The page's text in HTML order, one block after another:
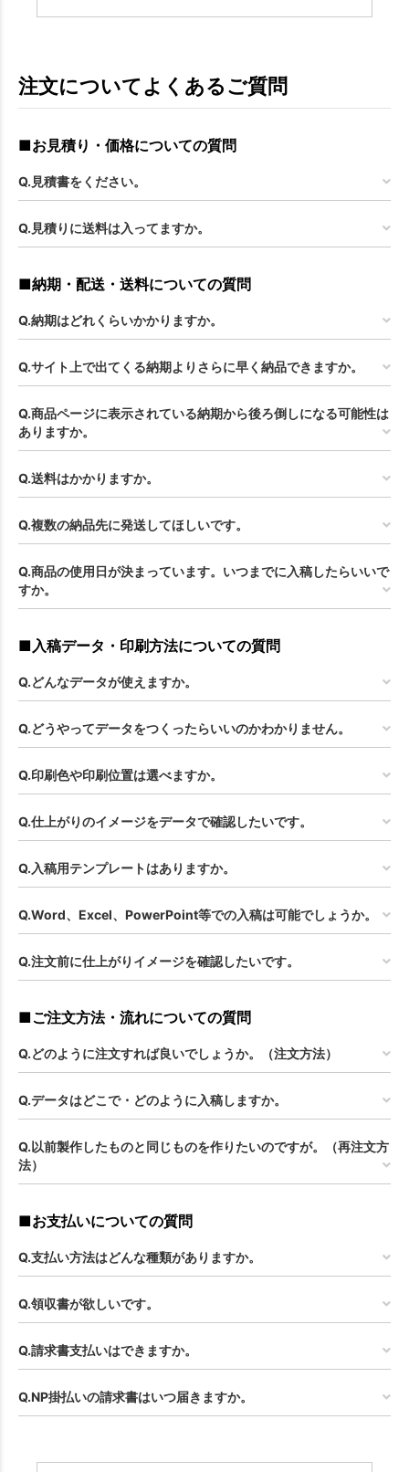
注文についてよくあるご質問
■お見積り・価格についての質問
Q.見積書をください。
Q.見積りに送料は入ってますか。
■納期・配送・送料についての質問
Q.納期はどれくらいかかりますか。
Q.サイト上で出てくる納期よりさらに早く納品できますか。
Q.商品ページに表示されている納期から後ろ倒しになる可能性は
ありますか。
Q.送料はかかりますか。
Q.複数の納品先に発送してほしいです。
Q.商品の使用日が決まっています。いつまでに入稿したらいいで
すか。
■入稿データ・印刷方法についての質問
Q.どんなデータが使えますか。
Q.どうやってデータをつくったらいいのかわかりません。
Q.印刷色や印刷位置は選べますか。
Q.仕上がりのイメージをデータで確認したいです。
Q.入稿用テンプレートはありますか。
Q.Word、Excel、PowerPoint等での入稿は可能でしょうか。
Q.注文前に仕上がりイメージを確認したいです。
■ご注文方法・流れについての質問
Q.どのように注文すれば良いでしょうか。（注文方法）
Q.データはどこで・どのように入稿しますか。
Q.以前製作したものと同じものを作りたいのですが。（再注文方
法）
■お支払いについての質問
Q.支払い方法はどんな種類がありますか。
Q.領収書が欲しいです。
Q.請求書支払いはできますか。
Q.NP掛払いの請求書はいつ届きますか。